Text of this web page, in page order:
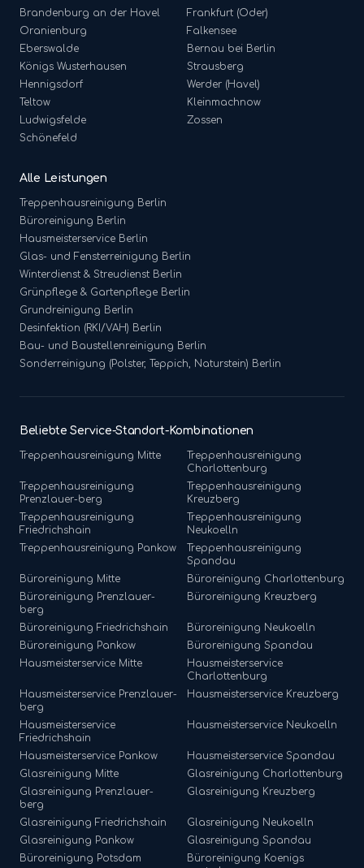
Brandenburg an der Havel
Frankfurt (Oder)
Oranienburg
Falkensee
Eberswalde
Bernau bei Berlin
Königs Wusterhausen
Strausberg
Hennigsdorf
Werder (Havel)
Teltow
Kleinmachnow
Ludwigsfelde
Zossen
Schönefeld
Alle Leistungen
Treppenhausreinigung Berlin
Büroreinigung Berlin
Hausmeisterservice Berlin
Glas- und Fensterreinigung Berlin
Winterdienst & Streudienst Berlin
Grünpflege & Gartenpflege Berlin
Grundreinigung Berlin
Desinfektion (RKI/VAH) Berlin
Bau- und Baustellenreinigung Berlin
Sonderreinigung (Polster, Teppich, Naturstein) Berlin
Beliebte Service-Standort-Kombinationen
Treppenhausreinigung Mitte
Treppenhausreinigung
Charlottenburg
Treppenhausreinigung
Prenzlauer-berg
Treppenhausreinigung
Kreuzberg
Treppenhausreinigung
Friedrichshain
Treppenhausreinigung
Neukoelln
Treppenhausreinigung Pankow
Treppenhausreinigung
Spandau
Büroreinigung Mitte Büroreinigung Charlottenburg
Büroreinigung Prenzlauer-
berg
Büroreinigung Kreuzberg
Büroreinigung Friedrichshain Büroreinigung Neukoelln
Büroreinigung Pankow Büroreinigung Spandau
Hausmeisterservice Mitte
Hausmeisterservice
Charlottenburg
Hausmeisterservice Prenzlauer-
berg
Hausmeisterservice Kreuzberg
Hausmeisterservice
Friedrichshain
Hausmeisterservice Neukoelln
Hausmeisterservice Pankow Hausmeisterservice Spandau
Glasreinigung Mitte Glasreinigung Charlottenburg
Glasreinigung Prenzlauer-
berg
Glasreinigung Kreuzberg
Glasreinigung Friedrichshain Glasreinigung Neukoelln
Glasreinigung Pankow Glasreinigung Spandau
Büroreinigung Potsdam Büroreinigung Koenigs